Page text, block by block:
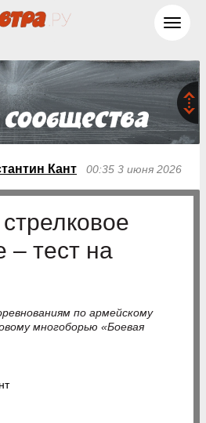
Кант 00:35 3 июня 2026
– тест на
по армейскому
многоборью «Боевая